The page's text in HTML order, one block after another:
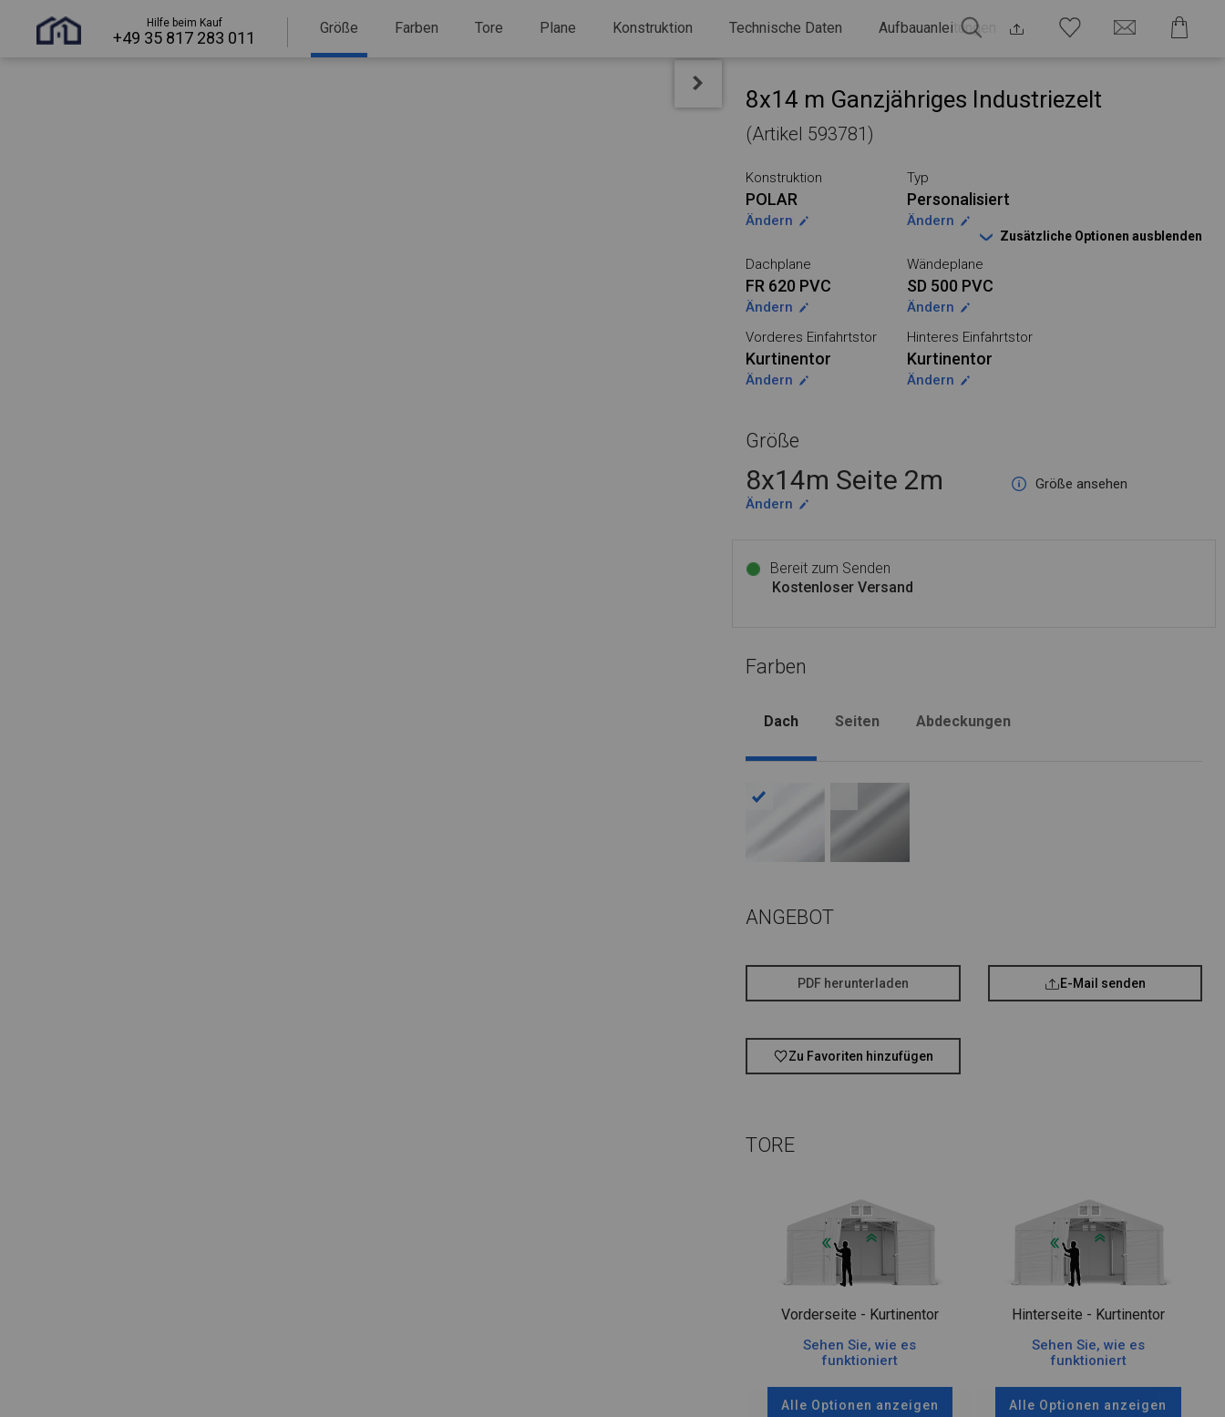
Hilfe beim Kauf
+49 35 817 283 011
Größe Farben Tore Plane Konstruktion Technische Daten Aufbauanleitungen
8x14 m Ganzjähriges Industriezelt
(Artikel 593781)
Konstruktion
POLAR
Ändern
Typ
Personalisiert
Ändern
Zusätzliche Optionen ausblenden
Dachplane
FR 620 PVC
Ändern
Wändeplane
SD 500 PVC
Ändern
Vorderes Einfahrtstor
Kurtinentor
Ändern
Hinteres Einfahrtstor
Kurtinentor
Ändern
Größe
8x14m Seite 2m
Größe ansehen
Ändern
Bereit zum Senden
Kostenloser Versand
Farben
Dach Seiten Abdeckungen
ANGEBOT
PDF herunterladen E-Mail senden
Zu Favoriten hinzufügen
TORE
Vorderseite - Kurtinentor
Sehen Sie, wie es
funktioniert
Alle Optionen anzeigen
Hinterseite - Kurtinentor
Sehen Sie, wie es
funktioniert
Alle Optionen anzeigen